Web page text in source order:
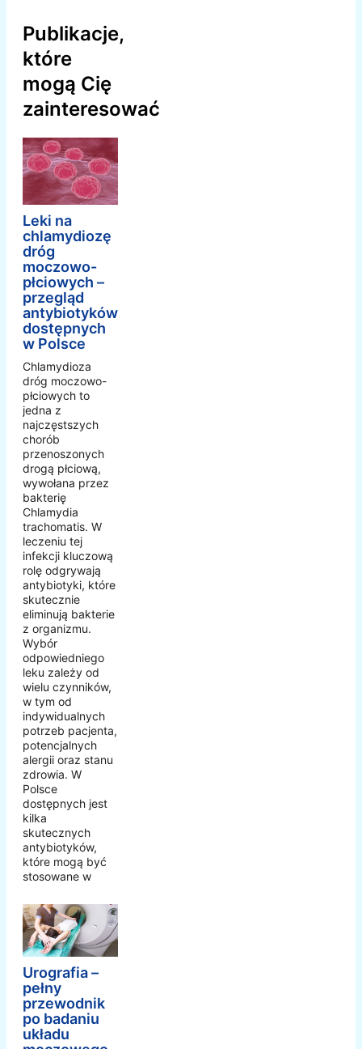
Publikacje,
które
mogą Cię
zainteresować
Leki na
chlamydiozę
dróg
moczowo-
płciowych –
przegląd
antybiotyków
dostępnych
w Polsce
Chlamydioza
dróg moczowo-
płciowych to
jedna z
najczęstszych
chorób
przenoszonych
drogą płciową,
wywołana przez
bakterię
Chlamydia
trachomatis. W
leczeniu tej
infekcji kluczową
rolę odgrywają
antybiotyki, które
skutecznie
eliminują bakterie
z organizmu.
Wybór
odpowiedniego
leku zależy od
wielu czynników,
w tym od
indywidualnych
potrzeb pacjenta,
potencjalnych
alergii oraz stanu
zdrowia. W
Polsce
dostępnych jest
kilka
skutecznych
antybiotyków,
które mogą być
stosowane w
Urografia –
pełny
przewodnik
po badaniu
układu